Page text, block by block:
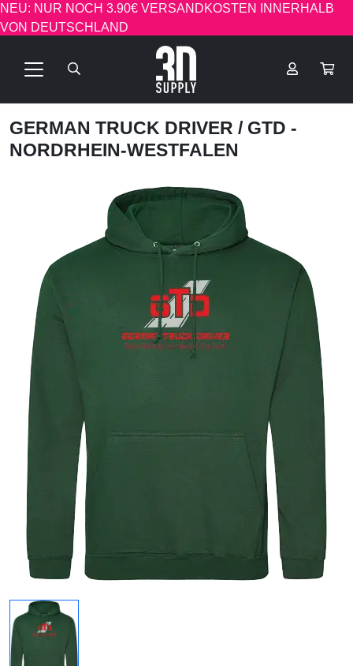
NEU: NUR NOCH 3.90€ VERSANDKOSTEN INNERHALB
VON DEUTSCHLAND
GERMAN TRUCK DRIVER / GTD -
NORDRHEIN-WESTFALEN